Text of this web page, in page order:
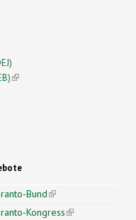
(link is external)
Bund(link is
external)
Kongress(link is